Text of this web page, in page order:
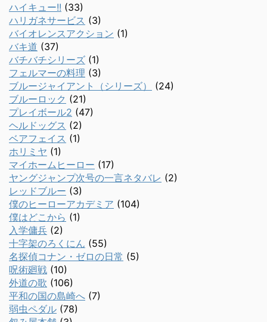
ハイキュー!! (33)
ハリガネサービス (3)
バイオレンスアクション (1)
バキ道 (37)
バチバチシリーズ (1)
フェルマーの料理 (3)
ブルージャイアント（シリーズ）
(24)
ブルーロック (21)
プレイボール2 (47)
ヘルドッグス (2)
ベアフェイス (1)
ホリミヤ (1)
マイホームヒーロー (17)
ヤングジャンプ次号の一言ネタバレ (2)
レッドブルー (3)
僕のヒーローアカデミア (104)
僕はどこから (1)
入学傭兵 (2)
十字架のろくにん (55)
名探偵コナン・ゼロの日常 (5)
呪術廻戦 (10)
外道の歌 (106)
平和の国の島崎へ (7)
弱虫ペダル (78)